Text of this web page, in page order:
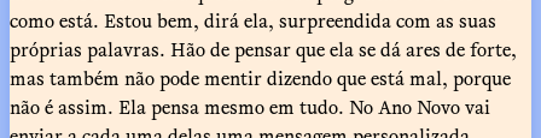
como está. Estou bem, dirá ela, surpreendida com as suas
próprias palavras. Hão de pensar que ela se dá ares de forte,
mas também não pode mentir dizendo que está mal, porque
não é assim. Ela pensa mesmo em tudo. No Ano Novo vai